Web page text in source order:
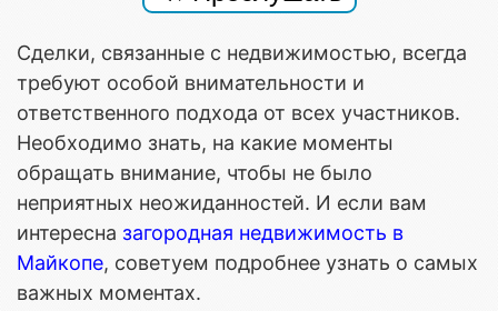
Сделки, связанные с недвижимостью, всегда
требуют особой внимательности и
ответственного подхода от всех участников.
Необходимо знать, на какие моменты
обращать внимание, чтобы не было
неприятных неожиданностей. И если вам
интересна загородная недвижимость в
Майкопе, советуем подробнее узнать о самых
важных моментах.